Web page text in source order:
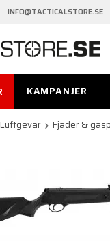
KAMPANJER
Luftgevär Fjäder &